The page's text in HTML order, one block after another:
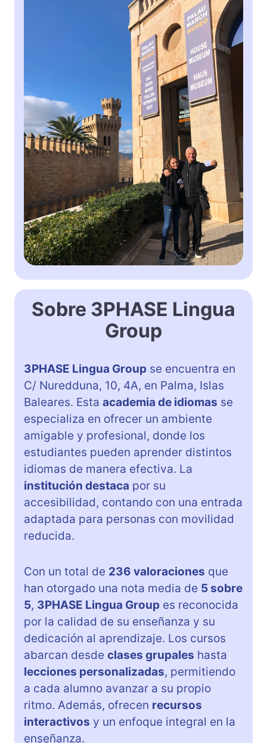
Sobre 3PHASE Lingua
Group
3PHASE Lingua Group se encuentra en
C/ Nuredduna, 10, 4A, en Palma, Islas
Baleares. Esta academia de idiomas se
especializa en ofrecer un ambiente
amigable y profesional, donde los
estudiantes pueden aprender distintos
idiomas de manera efectiva. La
institución destaca por su
accesibilidad, contando con una entrada
adaptada para personas con movilidad
reducida.
Con un total de 236 valoraciones que
han otorgado una nota media de 5 sobre
5, 3PHASE Lingua Group es reconocida
por la calidad de su enseñanza y su
dedicación al aprendizaje. Los cursos
abarcan desde clases grupales hasta
lecciones personalizadas, permitiendo
a cada alumno avanzar a su propio
ritmo. Además, ofrecen recursos
interactivos y un enfoque integral en la
enseñanza.